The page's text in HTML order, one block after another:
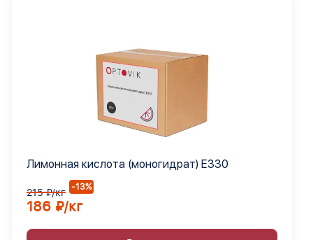
Лимонная кислота (моногидрат) Е330
215 ₽/кг -13%
186 ₽/кг